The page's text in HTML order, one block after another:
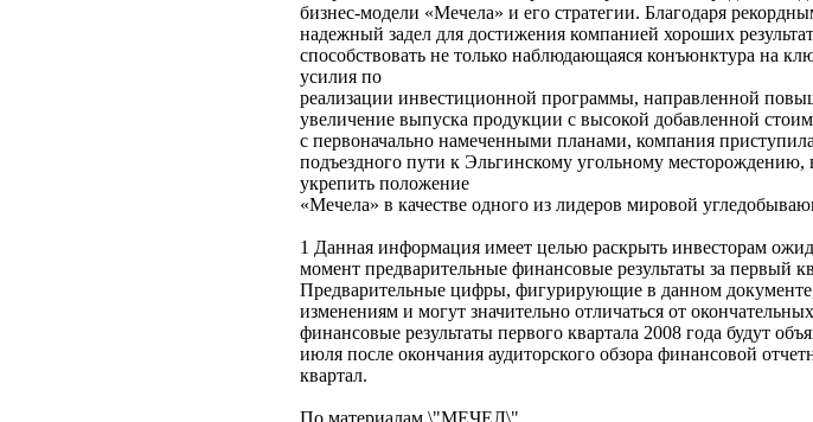
бизнес-модели «Мечела» и его стратегии. Благодаря
надежный задел для достижения компанией хороших
способствовать не только наблюдающаяся конъюнктура на
усилия по
реализации инвестиционной программы, направленной
увеличение выпуска продукции с высокой добавленной
с первоначально намеченными планами, компания
подъездного пути к Эльгинскому угольному месторождению,
укрепить положение
«Мечела» в качестве одного из лидеров мировой
1 Данная информация имеет целью раскрыть инвесторам
момент предварительные финансовые результаты за первый
Предварительные цифры, фигурирующие в данном
изменениям и могут значительно отличаться от
финансовые результаты первого квартала 2008 года будут
июля после окончания аудиторского обзора финансовой
квартал.
По материалам \"МЕЧЕЛ\".